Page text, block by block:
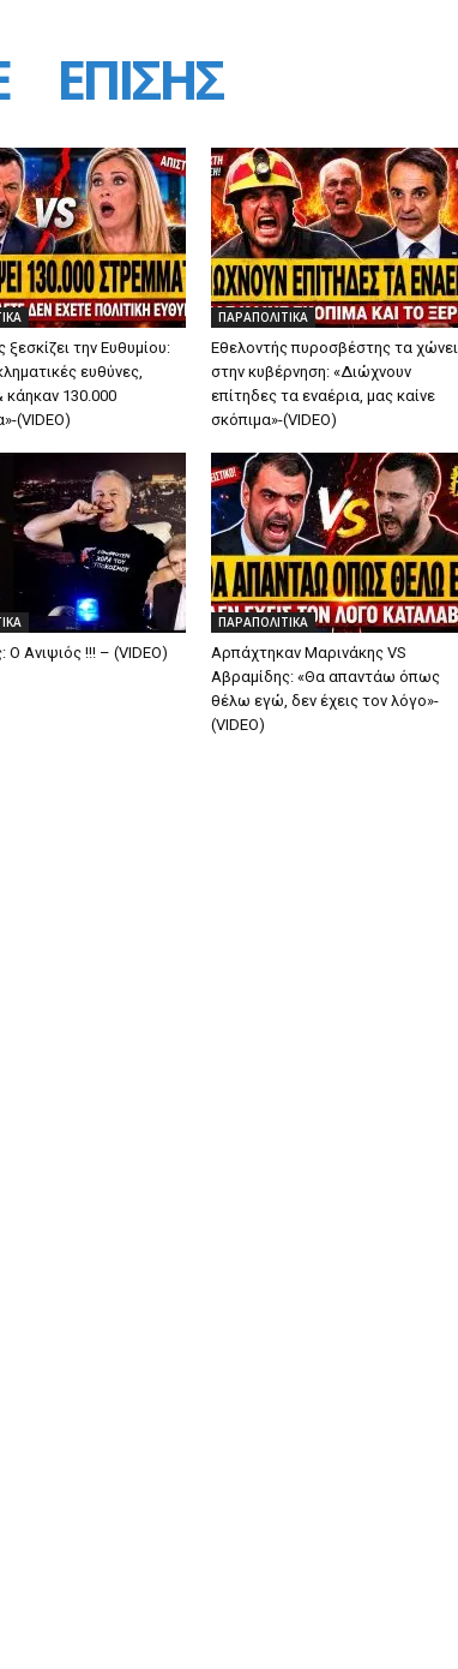
ΕΠΙΣΗΣ
την Ευθυμίου:
ευθύνες,
130.000
(VIDEO)
ΠΑΡΑΠΟΛΙΤΙΚΑ
Εθελοντής πυροσβέστης τα χώνει
στην κυβέρνηση: «Διώχνουν
επίτηδες τα εναέρια, μας καίνε
σκόπιμα»-(VIDEO)
O Ανιψιός !!! – (VIDEO)
ΠΑΡΑΠΟΛΙΤΙΚΑ
Αρπάχτηκαν Μαρινάκης VS
Αβραμίδης: «Θα απαντάω όπως
θέλω εγώ, δεν έχεις τον λόγο»-
(VIDEO)